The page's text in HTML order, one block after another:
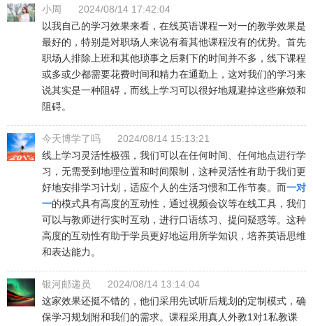
小周
2024/08/14 17:42:04
以我自己的学习效果来看，在线英语课程一对一的教学效果是
最好的，特别是对职场人来说有着其他课程没有的优势。首先
职场人排除上班和其他琐事之后剩下的时间并不多，线下课程
或多或少都需要花费时间和精力在通勤上，这对我们的学习来
说其实是一种阻碍，而线上学习可以很好地规避掉这些麻烦和
阻碍。
今天博学了吗
2024/08/14 15:13:21
线上学习灵活性极强，我们可以在任何时间、任何地点进行学
习，无需受到地理位置和时间限制，这种灵活性有助于我们更
好地安排学习计划，适应个人的生活习惯和工作节奏。而一对
一的模式具有高度的互动性，通过视频会议等在线工具，我们
可以与教师进行实时互动，进行口语练习、提问疑惑等。这种
高度的互动性有助于学员更好地运用所学知识，培养英语思维
和表达能力。
银河邮递员
2024/08/14 13:14:04
这家效果还挺不错的，他们采用先试听后规划的定制模式，确
保学习规划附和我们的需求。课程采用真人外教1对1私教课